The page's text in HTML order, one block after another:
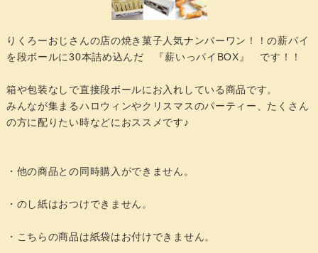
りくろーおじさんの店の焼き菓子人気ナンバーワン！！の薪パイ
を段ボールに30本詰め込んだ 『薪いっパイBOX』 です！！
箱や包装なしで直接段ボールにお入れしている商品です。
みんなが集まるハロウィンやクリスマスのパーティー、たくさん
の方に配りたい時などにおススメです♪
・他の商品との同時購入ができません。
・のし紙はおつけできません。
・こちらの商品は紙袋はお付けできません。